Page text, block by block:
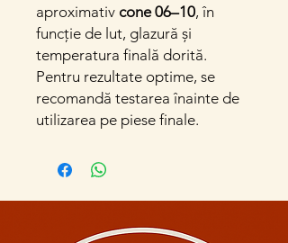
aproximativ cone 06–10, în
funcție de lut, glazură și
temperatura finală dorită.
Pentru rezultate optime, se
recomandă testarea înainte de
utilizarea pe piese finale.